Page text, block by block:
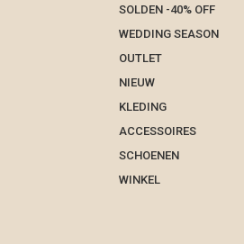
SOLDEN -40% OFF
WEDDING SEASON
OUTLET
NIEUW
KLEDING
ACCESSOIRES
SCHOENEN
WINKEL